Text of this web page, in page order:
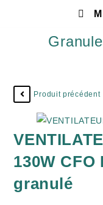
Produit précédent
130W
granulé